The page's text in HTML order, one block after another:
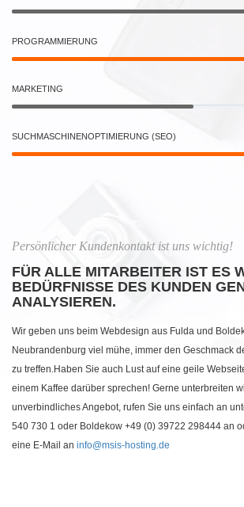
PROGRAMMIERUNG
MARKETING
SUCHMASCHINENOPTIMIERUNG (SEO)
Persönlicher Kundenkontakt ist uns wichtig!
FÜR ALLE MITARBEITER IST ES
BEDÜRFNISSE DES KUNDEN
ANALYSIEREN.
Wir geben uns beim Webdesign aus Fulda und
Neubrandenburg viel mühe, immer den Geschmack
zu treffen.Haben Sie auch Lust auf eine geile
einem Kaffee darüber sprechen! Gerne unterbreiten
unverbindliches Angebot, rufen Sie uns einfach an
540 730 1 oder Boldekow +49 (0) 39722 298444 an
eine E-Mail an info@msis-hosting.de